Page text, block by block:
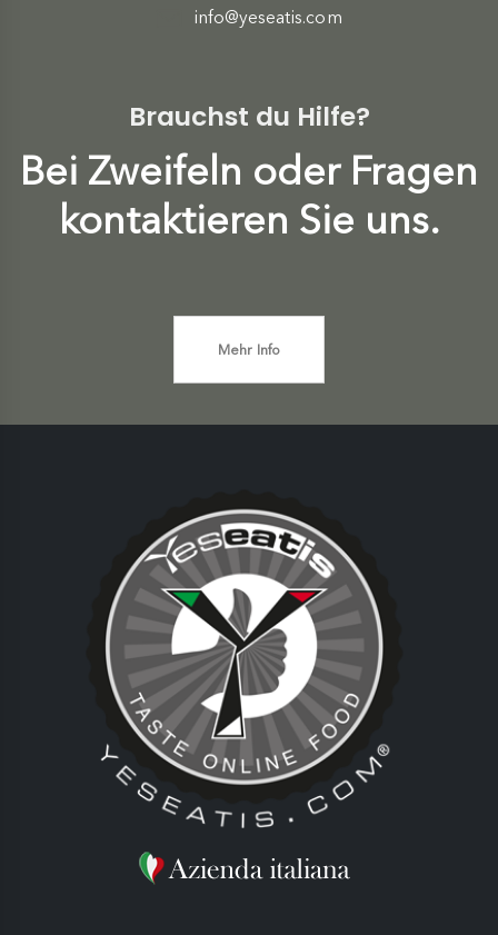
info@yeseatis.com
Brauchst du Hilfe?
Bei Zweifeln oder Fragen
kontaktieren Sie uns.
Mehr Info